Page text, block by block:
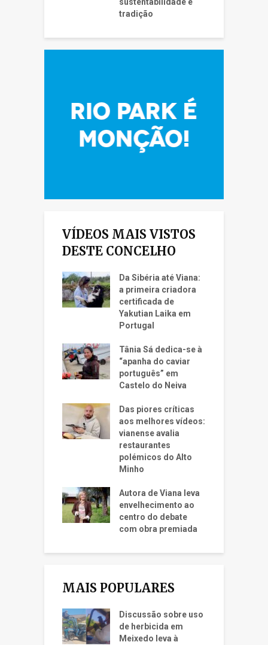
tradição
VÍDEOS MAIS VISTOS
DESTE CONCELHO
Da Sibéria até Viana:
a primeira criadora
certificada de
Yakutian Laika em
Portugal
Tânia Sá dedica-se à
“apanha do caviar
português” em
Castelo do Neiva
Das piores críticas
aos melhores vídeos:
vianense avalia
restaurantes
polémicos do Alto
Minho
Autora de Viana leva
envelhecimento ao
centro do debate
com obra premiada
MAIS POPULARES
Discussão sobre uso
de herbicida em
Meixedo leva à